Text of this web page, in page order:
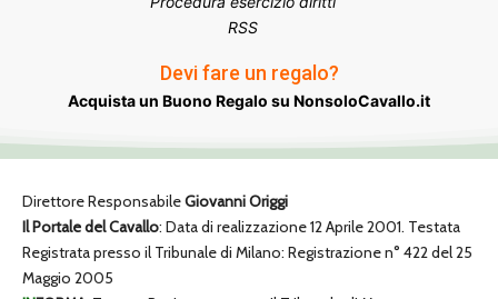
RSS
Devi fare un regalo?
Acquista un Buono Regalo su NonsoloCavallo.it
Direttore ResponsabileGiovanni Origgi
Il Portale del Cavallo: Data di realizzazione 12 Aprile 2001. Testata
Registrata presso il Tribunale di Milano: Registrazione n° 422 del 25
Maggio 2005